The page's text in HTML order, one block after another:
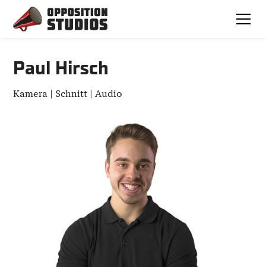
Paul Hirsch
Kamera | Schnitt | Audio